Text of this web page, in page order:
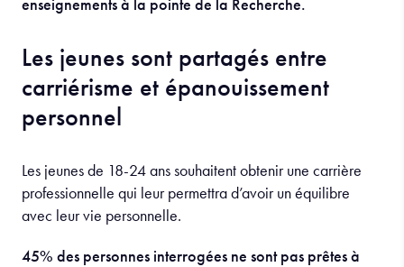
Les jeunes sont partagés entre
carriérisme et épanouissement
personnel
Les jeunes de 18-24 ans souhaitent obtenir une carrière
professionnelle qui leur permettra d’avoir un équilibre
avec leur vie personnelle.
45% des personnes interrogées ne sont pas prêtes à